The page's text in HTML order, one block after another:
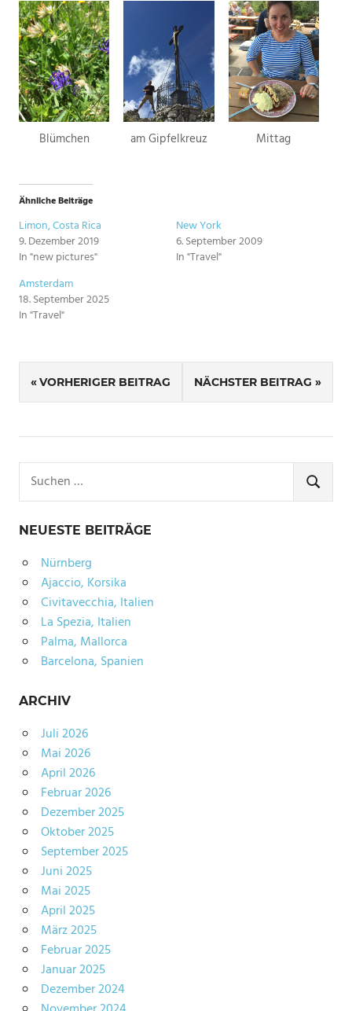
Blümchen am Gipfelkreuz Mittag
Ähnliche Beiträge
Limon, Costa Rica
9. Dezember 2019
In "new pictures"
New York
6. September 2009
In "Travel"
Amsterdam
18. September 2025
In "Travel"
SCHLAGWÖRTER
CHIEMGAU
SALZBURG
Beitragsnavigation
VORHERIGER BEITRAG NÄCHSTER BEITRAG
nach:
SUCHEN
NEUESTE BEITRÄGE
Nürnberg
Ajaccio, Korsika
Civitavecchia, Italien
La Spezia, Italien
Palma, Mallorca
Barcelona, Spanien
ARCHIV
Juli 2026
Mai 2026
April 2026
Februar 2026
Dezember 2025
Oktober 2025
September 2025
Juni 2025
Mai 2025
April 2025
März 2025
Februar 2025
Januar 2025
Dezember 2024